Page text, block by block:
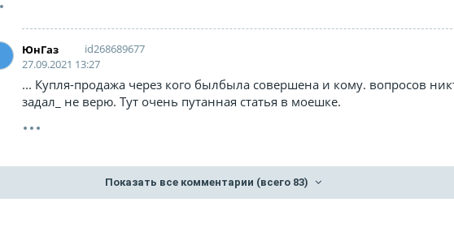
ЮнГаз
id268689677
27.09.2021 13:27
... Купля-продажа через кого былбыла совершена и кому. вопросов
задал_ не верю. Тут очень путанная статья в моешке.
Показать все комментарии (всего 83)